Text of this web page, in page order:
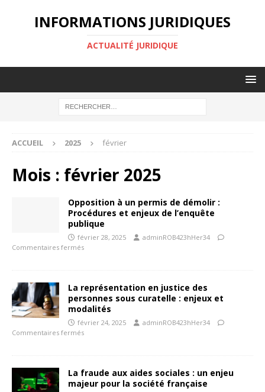
INFORMATIONS JURIDIQUES
ACTUALITÉ JURIDIQUE
ACCUEIL 2025 février
Mois : février 2025
Opposition à un permis de démolir :
Procédures et enjeux de l’enquête
publique
février 28, 2025
adminROB423hHer34
Commentaires fermés
La représentation en justice des
personnes sous curatelle : enjeux et
modalités
février 24, 2025
adminROB423hHer34
Commentaires fermés
La fraude aux aides sociales : un enjeu
majeur pour la société française